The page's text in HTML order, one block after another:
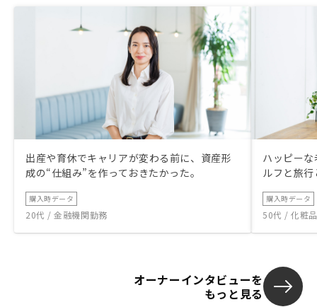
出産や育休でキャリアが変わる前に、資産形
成の“仕組み”を作っておきたかった。
購入時データ
20代 / 金融機関勤務
ハッピー
ルフと旅
購入時データ
50代 / 化粧
オーナーインタビューを
もっと見る